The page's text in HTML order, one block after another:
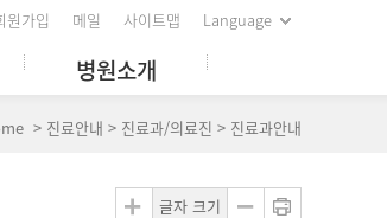
원가입 메일 사이트맵 Language
병원소개
글자 크기
> 진료안내 > 진료과/의료진 > 진료과안내